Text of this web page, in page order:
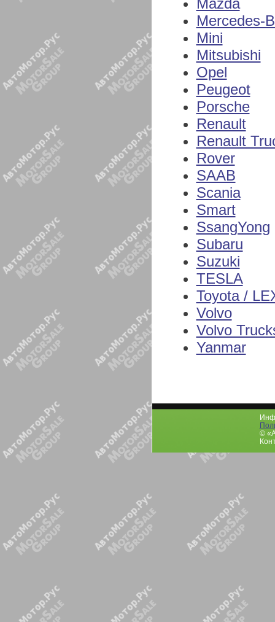
Mazda
Mercedes-
Mini
Mitsubishi
Opel
Peugeot
Porsche
Renault
Renault
Rover
SAAB
Scania
Smart
SsangYong
Subaru
Suzuki
TESLA
Toyota /
Volvo
Volvo
Yanmar
©